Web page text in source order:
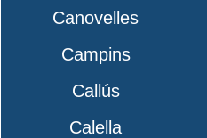
Canovelles
Campins
Callús
Calella